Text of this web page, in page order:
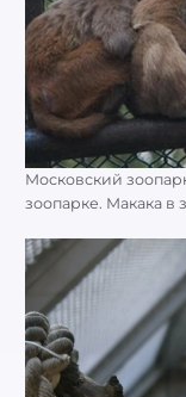
Московский
зоопарке. Макака в